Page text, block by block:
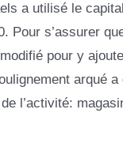
a utilisé le
Pour s’assurer
pour y
arqué
l’activité: